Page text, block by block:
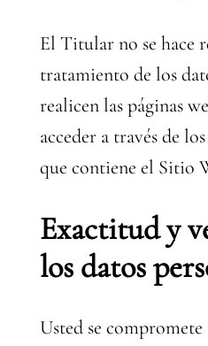
El Titular no se hace
tratamiento de los
realicen las páginas
acceder a través de
que contiene el Sitio
Exactitud y
los datos
Usted se compromete